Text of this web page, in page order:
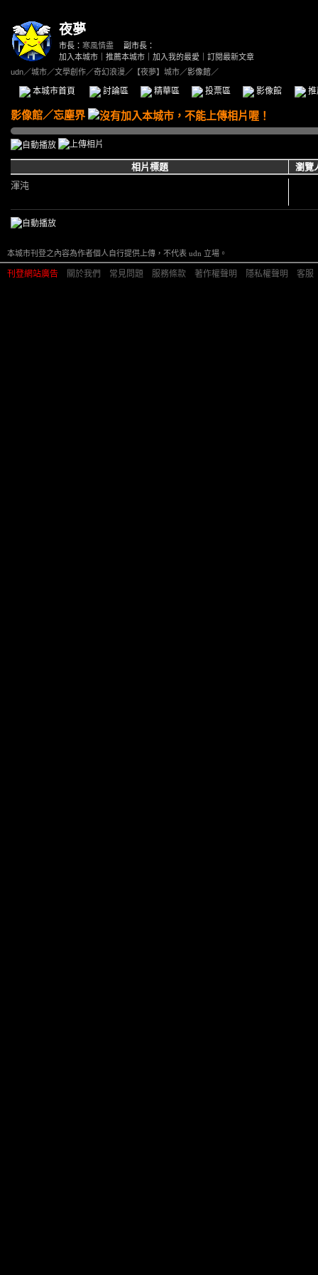
夜夢
市長： 寒風情盡
副市長：
加入本城市
推薦本城市 加入我的最愛
訂閱最新文章
udn／城市／文學創作／奇幻浪漫／ 【夜夢】城市／影像館／
本城市首頁 討論區 精華區 投票區 影像館
影像館／忘塵界
相片標題
瀏覽
渾沌
本城市刊登之內容為作者個人自行提供上傳，不代表 udn 立場。
刊登網站廣告 關於我們 常見問題 服務條款 著作權聲明 隱私權聲明 客服